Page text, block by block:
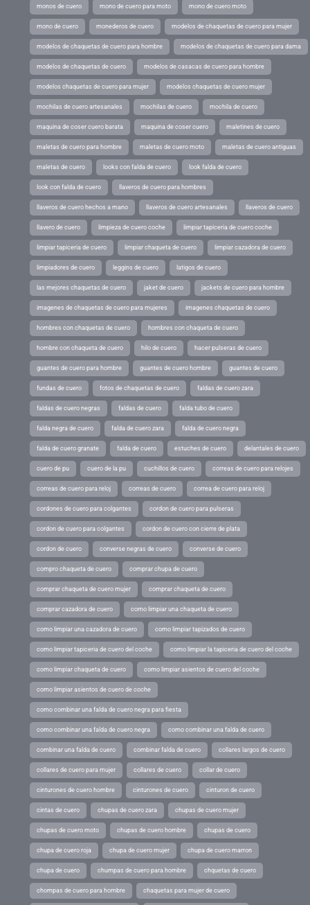
monos de cuero mono de cuero para moto mono de cuero moto
mono de cuero monederos de cuero modelos de chaquetas de cuero para mujer
modelos de chaquetas de cuero para hombre modelos de chaquetas de cuero para dama
modelos de chaquetas de cuero modelos de casacas de cuero para hombre
modelos chaquetas de cuero para mujer modelos chaquetas de cuero mujer
mochilas de cuero artesanales mochilas de cuero mochila de cuero
maquina de coser cuero barata maquina de coser cuero maletines de cuero
maletas de cuero para hombre maletas de cuero moto maletas de cuero antiguas
maletas de cuero looks con falda de cuero look falda de cuero
look con falda de cuero llaveros de cuero para hombres
llaveros de cuero hechos a mano llaveros de cuero artesanales llaveros de cuero
llavero de cuero limpieza de cuero coche limpiar tapiceria de cuero coche
limpiar tapiceria de cuero limpiar chaqueta de cuero limpiar cazadora de cuero
limpiadores de cuero leggins de cuero latigos de cuero
las mejores chaquetas de cuero jaket de cuero jackets de cuero para hombre
imagenes de chaquetas de cuero para mujeres imagenes chaquetas de cuero
hombres con chaquetas de cuero hombres con chaqueta de cuero
hombre con chaqueta de cuero hilo de cuero hacer pulseras de cuero
guantes de cuero para hombre guantes de cuero hombre guantes de cuero
fundas de cuero fotos de chaquetas de cuero faldas de cuero zara
faldas de cuero negras faldas de cuero falda tubo de cuero
falda negra de cuero falda de cuero zara falda de cuero negra
falda de cuero granate falda de cuero estuches de cuero delantales de cuero
cuero de pu cuero de la pu cuchillos de cuero correas de cuero para relojes
correas de cuero para reloj correas de cuero correa de cuero para reloj
cordones de cuero para colgantes cordon de cuero para pulseras
cordon de cuero para colgantes cordon de cuero con cierre de plata
cordon de cuero converse negras de cuero converse de cuero
compro chaqueta de cuero comprar chupa de cuero
comprar chaqueta de cuero mujer comprar chaqueta de cuero
comprar cazadora de cuero como limpiar una chaqueta de cuero
como limpiar una cazadora de cuero como limpiar tapizados de cuero
como limpiar tapiceria de cuero del coche como limpiar la tapiceria de cuero del coche
como limpiar chaqueta de cuero como limpiar asientos de cuero del coche
como limpiar asientos de cuero de coche
como combinar una falda de cuero negra para fiesta
como combinar una falda de cuero negra como combinar una falda de cuero
combinar una falda de cuero combinar falda de cuero collares largos de cuero
collares de cuero para mujer collares de cuero collar de cuero
cinturones de cuero hombre cinturones de cuero cinturon de cuero
cintas de cuero chupas de cuero zara chupas de cuero mujer
chupas de cuero moto chupas de cuero hombre chupas de cuero
chupa de cuero roja chupa de cuero mujer chupa de cuero marron
chupa de cuero chumpas de cuero para hombre chquetas de cuero
chompas de cuero para hombre chaquetas para mujer de cuero